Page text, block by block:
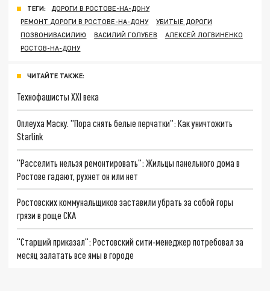
ТЕГИ:
ДОРОГИ В РОСТОВЕ-НА-ДОНУ
РЕМОНТ ДОРОГИ В РОСТОВЕ-НА-ДОНУ
УБИТЫЕ ДОРОГИ
ПОЗВОНИВАСИЛИЮ
ВАСИЛИЙ ГОЛУБЕВ
АЛЕКСЕЙ ЛОГВИНЕНКО
РОСТОВ-НА-ДОНУ
ЧИТАЙТЕ ТАКЖЕ:
Технофашисты XXI века
Оплеуха Маску. "Пора снять белые перчатки": Как уничтожить
Starlink
"Расселить нельзя ремонтировать": Жильцы панельного дома в
Ростове гадают, рухнет он или нет
Ростовских коммунальщиков заставили убрать за собой горы
грязи в роще СКА
"Старший приказал": Ростовский сити-менеджер потребовал за
месяц залатать все ямы в городе